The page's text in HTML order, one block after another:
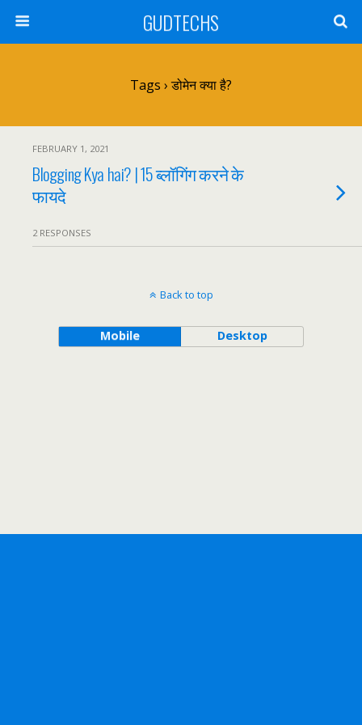
GUDTECHS
Tags › डोमेन क्या है?
FEBRUARY 1, 2021
Blogging Kya hai? | 15 ब्लॉगिंग करने के
फायदे
2 RESPONSES
Back to top
Mobile Desktop